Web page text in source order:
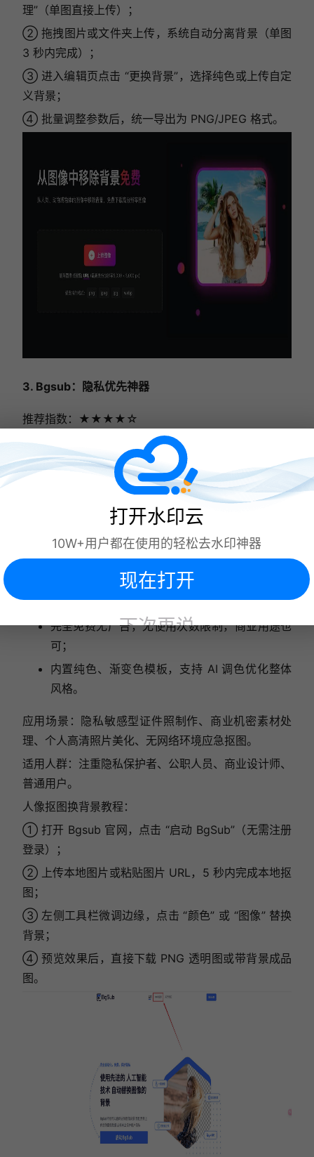
理”（单图直接上传）；
② 拖拽图片或文件夹上传，系统自动分离背景（单图
3 秒内完成）；
③ 进入编辑页点击 “更换背景”，选择纯色或上传自定
义背景；
④ 批量调整参数后，统一导出为 PNG/JPEG 格式。
3. Bgsub：隐私优先神器
推荐指数：★★★★ ☆
综合评分：90/100
支持设备：全平台网页端（Windows、macOS、
iOS、Android 通用）
所有处理均在本地浏览器完成，图片不上传服务
器，隐私零泄露；
支持 4096×4096px 高分辨率无损输出，无压缩
画质；
完全免费无广告，无使用次数限制，商业用途也
可；
内置纯色、渐变色模板，支持 AI 调色优化整体
风格。
应用场景：隐私敏感型证件照制作、商业机密素材处
理、个人高清照片美化、无网络环境应急抠图。
适用人群：注重隐私保护者、公职人员、商业设计师、
普通用户。
人像抠图换背景教程：
① 打开 Bgsub 官网，点击 “启动 BgSub”（无需注册
登录）；
② 上传本地图片或粘贴图片 URL，5 秒内完成本地抠
图；
③ 左侧工具栏微调边缘，点击 “颜色” 或 “图像” 替换
背景；
④ 预览效果后，直接下载 PNG 透明图或带背景成品
图。
打开水印云
10W+用户都在使用的轻松去水印神器
现在打开
下次再说